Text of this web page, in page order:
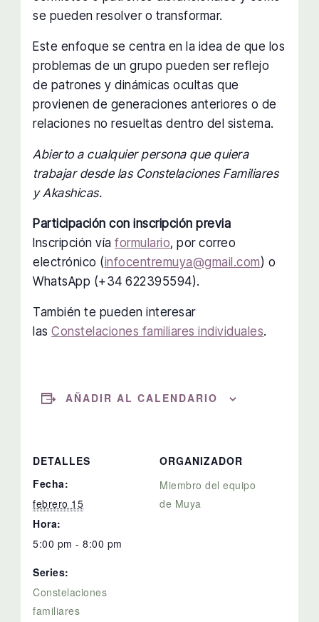
se pueden resolver o transformar.
Este enfoque se centra en la idea de que los
problemas de un grupo pueden ser reflejo
de patrones y dinámicas ocultas que
provienen de generaciones anteriores o de
relaciones no resueltas dentro del sistema.
Abierto a cualquier persona que quiera
trabajar desde las Constelaciones Familiares
y Akashicas.
Participación con inscripción previa
Inscripción víaformulario, por correo
electrónico (infocentremuya@gmail.com) o
WhatsApp (+34 622395594).
También te pueden interesar
lasConstelaciones familiares individuales.
AÑADIR AL CALENDARIO
DETALLES
Fecha:
febrero 15
Hora:
5:00 pm - 8:00 pm
Series:
Constelaciones
familiares
ORGANIZADOR
Miembro del equipo
de Muya